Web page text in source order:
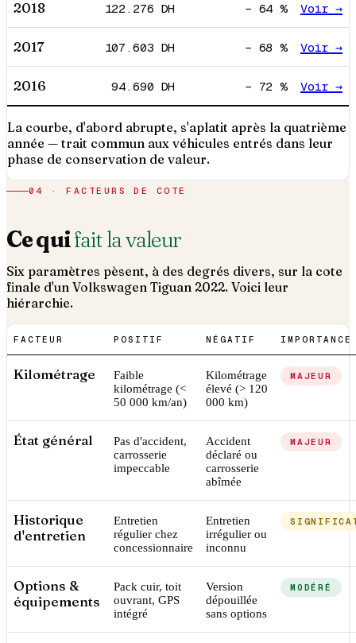
2018 122.276 DH − 64 % Voir →
2017 107.603 DH − 68 % Voir →
2016 94.690 DH − 72 % Voir →
La courbe, d'abord abrupte, s'aplatit après la quatrième
année — trait commun aux véhicules entrés dans leur
phase de conservation de valeur.
04 · FACTEURS DE COTE
Ce quifait la valeur
Six paramètres pèsent, à des degrés divers, sur la cote
finale d'un Volkswagen Tiguan 2022. Voici leur
hiérarchie.
FACTEUR POSITIF NÉGATIF IMPORTANCE
Kilométrage
Faible
kilométrage (<
50 000 km/an)
Kilométrage
élevé (> 120
000 km)
MAJEUR
État général
Pas d'accident,
carrosserie
impeccable
Accident
déclaré ou
carrosserie
abîmée
MAJEUR
Historique
d'entretien
Entretien
régulier chez
concessionnaire
Entretien
irrégulier ou
inconnu
Options &
équipements
Pack cuir, toit
ouvrant, GPS
intégré
Version
dépouillée
sans options
MODÉRÉ